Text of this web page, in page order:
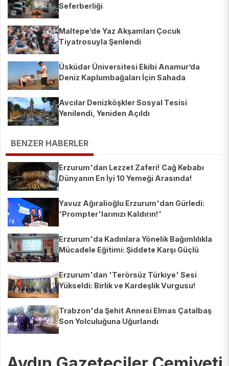
Seferberliği
Maltepe’de Yaz Akşamları Çocuk
Tiyatrosuyla Şenlendi
Üsküdar Üniversitesi Ekibi Anamur’da
Deniz Kaplumbağaları İçin Sahada
Avcılar Denizköşkler Sosyal Tesisi
Yenilendi, Yeniden Açıldı
BENZER HABERLER
Erzurum'dan Lezzet Zaferi! Cağ Kebabı
Dünyanın En İyi 10 Yemeği Arasında!
Yavuz Ağıralioğlu Erzurum'dan Gürledi:
'Prompter'larınızı Kaldırın!'
Erzurum'da Kadınlara Yönelik Bağımlılıkla
Mücadele Eğitimi: Şiddete Karşı Güçlü
Erzurum'dan 'Terörsüz Türkiye' Sesi
Yükseldi: Birlik ve Kardeşlik Vurgusu!
Trabzon'da Şehit Annesi Elmas Çatalbaş
Son Yolculuğuna Uğurlandı